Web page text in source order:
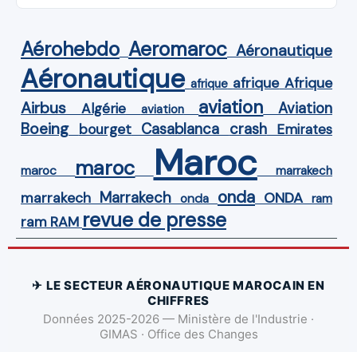
Aérohebdo Aeromaroc Aéronautique
Aéronautique afrique afrique Afrique
Airbus Algérie aviation aviation Aviation
Boeing bourget Casablanca crash Emirates
maroc maroc Maroc marrakech
marrakech Marrakech onda onda ONDA ram
ram RAM revue de presse
✈ LE SECTEUR AÉRONAUTIQUE MAROCAIN EN
CHIFFRES
Données 2025-2026 — Ministère de l'Industrie ·
GIMAS · Office des Changes